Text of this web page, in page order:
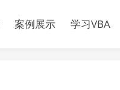
案例展示 学习VBA